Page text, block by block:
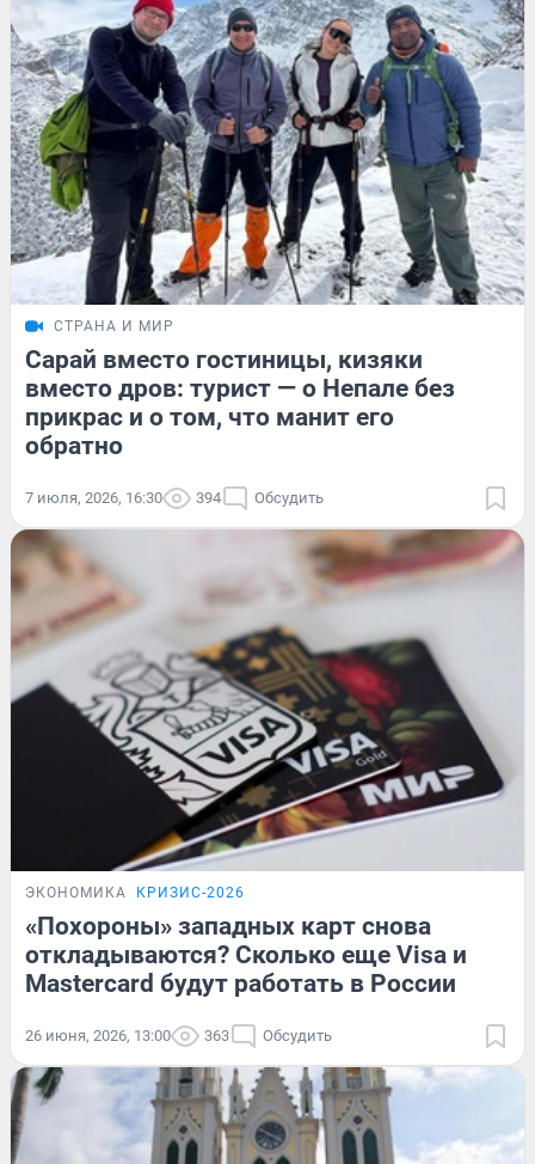
СТРАНА И МИР
Сарай вместо гостиницы, кизяки
вместо дров: турист — о Непале без
прикрас и о том, что манит его
обратно
7 июля, 2026, 16:30 394 Обсудить
ЭКОНОМИКА КРИЗИС-2026
«Похороны» западных карт снова
откладываются? Сколько еще Visa и
Mastercard будут работать в России
26 июня, 2026, 13:00 363 Обсудить